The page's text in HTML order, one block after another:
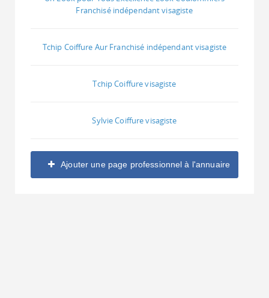
Franchisé indépendant visagiste
Tchip Coiffure Aur Franchisé indépendant visagiste
Tchip Coiffure visagiste
Sylvie Coiffure visagiste
Ajouter une page professionnel à l'annuaire